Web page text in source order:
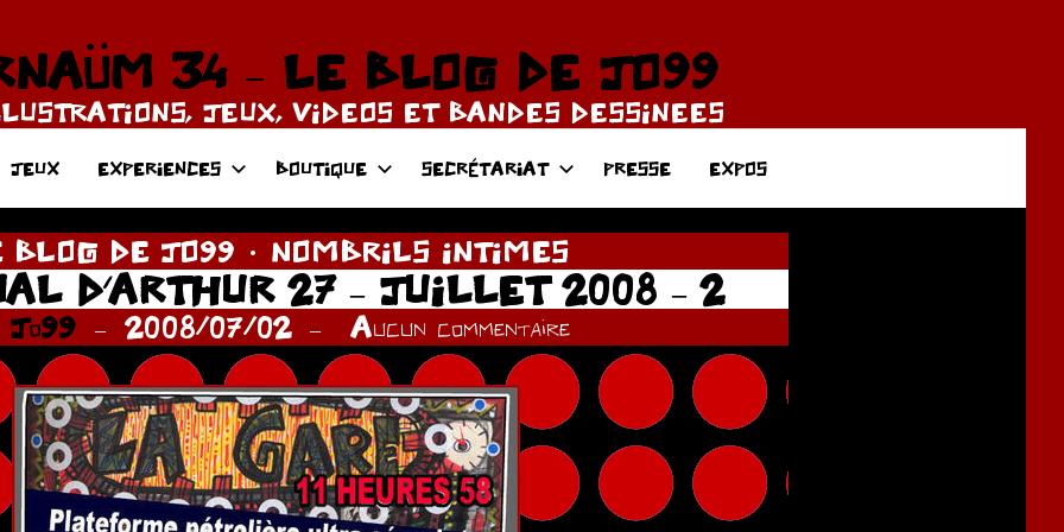
34 – LE BLOG DE JO99
JEUX, VIDEOS ET BANDES DESSINEES
JEUX EXPERIENCES BOUTIQUE SECRÉTARIAT PRESSE EXPOS
BLOG DE JO99 NOMBRILS INTIMES
D’ARTHUR 27 – JUILLET 2008 – 2
Jo99 2008/07/02 Aucun commentaire